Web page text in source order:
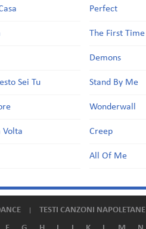
Sei Tu
Volta
Perfect
The First Time
Demons
Stand By Me
Wonderwall
Creep
All Of Me
TESTI CANZONI NAPOLETANE